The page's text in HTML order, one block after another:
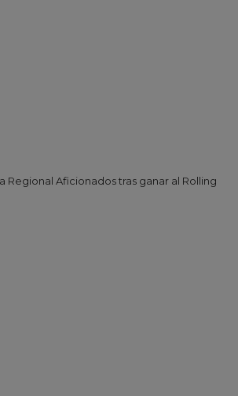
Regional Aficionados tras ganar al Rolling